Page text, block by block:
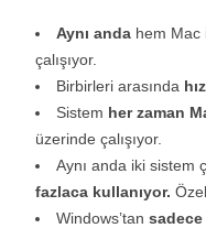
Aynı anda hem Mac
çalışıyor.
Birbirleri arasında
Sistem her zaman
üzerinde çalışıyor.
Aynı anda iki sistem
fazlaca kullanıyor.
Windows’tan